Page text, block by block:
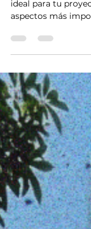
Cómo Elegir
Musical
Aprende cómo
ideal para tu
antes de trabajar
encontrarás
producción,
creativa, derechos
encontrar un
sonido y te ayude
al siguiente nivel.